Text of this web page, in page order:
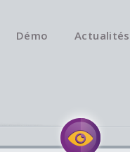
Démo Actualités